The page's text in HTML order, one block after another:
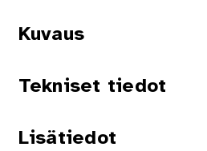
Kuvaus
Tekniset tiedot
Lisätiedot